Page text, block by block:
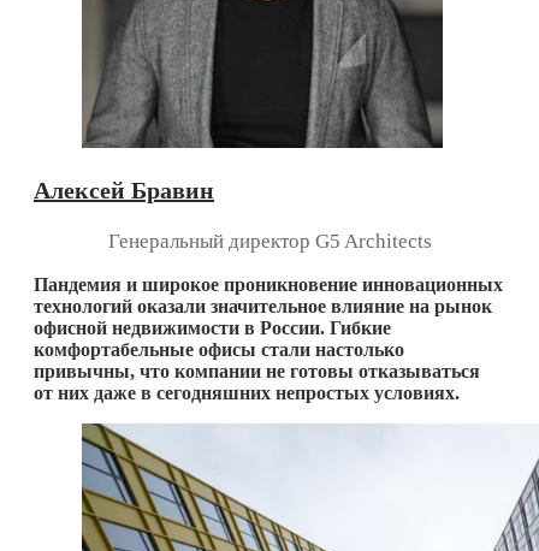
Алексей Бравин
Генеральный директор G5 Architects
Пандемия и широкое проникновение инновационных
технологий оказали значительное влияние на рынок
офисной недвижимости в России. Гибкие
комфортабельные офисы стали настолько
привычны, что компании не готовы отказываться
от них даже в сегодняшних непростых условиях.